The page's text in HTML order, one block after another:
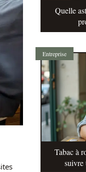
Quelle
Entreprise
Tabac à
suivre